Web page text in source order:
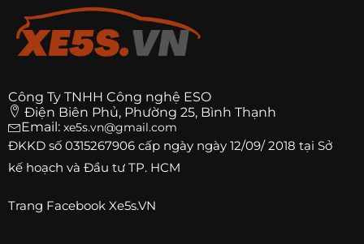
Công Ty TNHH Công nghệ ESO
Điện Biên Phủ, Phường 25, Bình Thạnh
Email: xe5s.vn@gmail.com
ĐKKD số 0315267906 cấp ngày ngày 12/09/ 2018 tại Sở
kế hoạch và Đầu tư TP. HCM
Trang Facebook Xe5s.VN